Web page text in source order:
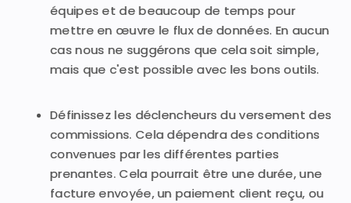
équipes et de beaucoup de temps pour
mettre en œuvre le flux de données. En aucun
cas nous ne suggérons que cela soit simple,
mais que c'est possible avec les bons outils.
Définissez les déclencheurs du versement des
commissions. Cela dépendra des conditions
convenues par les différentes parties
prenantes. Cela pourrait être une durée, une
facture envoyée, un paiement client reçu, ou